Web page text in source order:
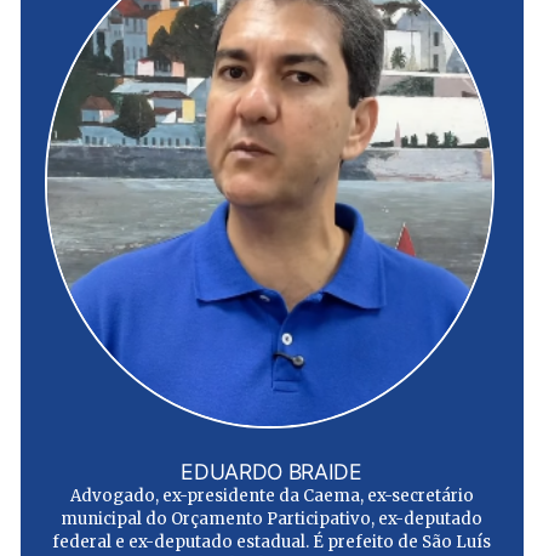
EDUARDO BRAIDE
Advogado, ex-presidente da Caema, ex-secretário
municipal do Orçamento Participativo, ex-deputado
federal e ex-deputado estadual. É prefeito de São Luís